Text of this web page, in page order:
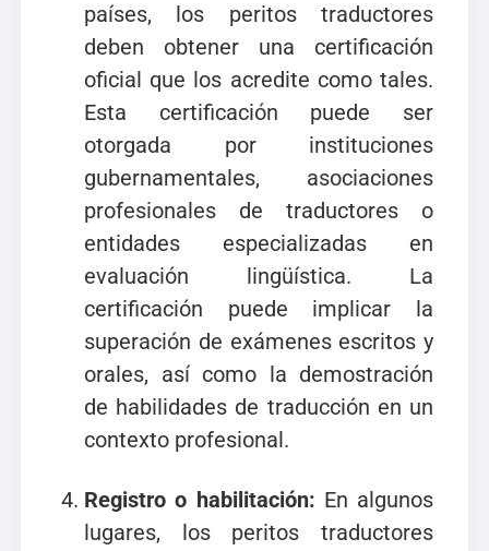
países, los peritos traductores
deben obtener una certificación
oficial que los acredite como tales.
Esta certificación puede ser
otorgada por instituciones
gubernamentales, asociaciones
profesionales de traductores o
entidades especializadas en
evaluación lingüística. La
certificación puede implicar la
superación de exámenes escritos y
orales, así como la demostración
de habilidades de traducción en un
contexto profesional.
Registro o habilitación: En algunos
lugares, los peritos traductores